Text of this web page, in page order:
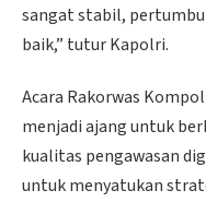
sangat stabil,
baik,” tutur Kapolri.
Acara Rakorwas
menjadi ajang untuk
kualitas pengawasan
untuk menyatukan